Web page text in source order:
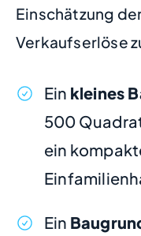
Einschätzung
Verkaufserlöse
Ein kleines
500
ein
Ein